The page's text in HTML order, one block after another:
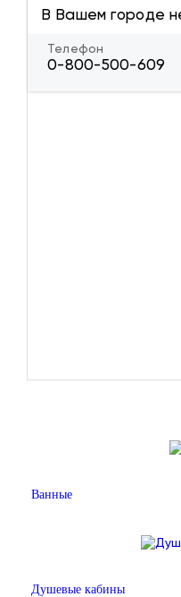
В Вашем городе
Телефон
0-800-500-609
Ванные
Душевые кабины